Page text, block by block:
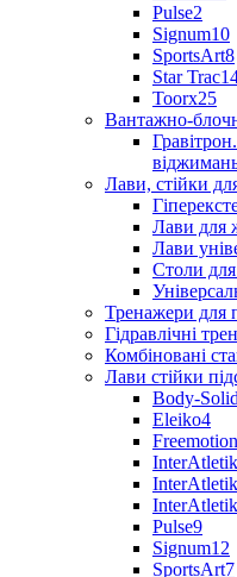
Pulse2
Signum10
SportsArt8
Star Trac
Toorx25
Вантажно-
Лави, стійки
Лави для
Лави
Столи для
Тренажери для
Гідравлічні
Комбіновані
Лави стійки
Body-Solid
Eleiko4
Freemotion
Pulse9
Signum12
SportsArt7